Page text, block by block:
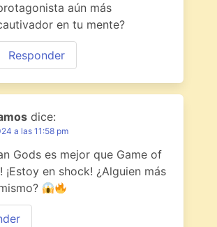
aún más
en tu mente?
Responder
dice:
a las 11:58 pm
Gods es mejor que Game of
¡Estoy en shock! ¿Alguien más